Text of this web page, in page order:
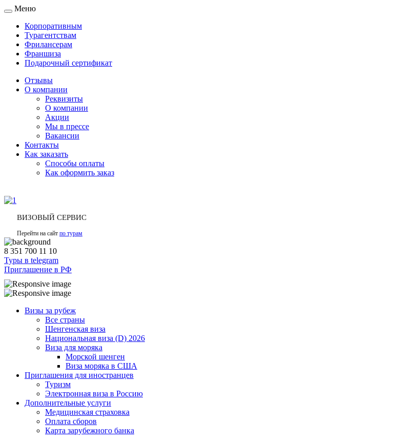
Toggle
navigation
Меню
Корпоративным
Турагентствам
Фрилансерам
Франшиза
Подарочный сертификат
Отзывы
О компании
Реквизиты
О компании
Акции
Мы в прессе
Вакансии
Контакты
Как заказать
Способы оплаты
Как оформить заказ
ВИЗОВЫЙ СЕРВИС
Перейти на сайт по турам
8 351 700 11 10
Туры в telegram
Приглашение в РФ
Визы за рубеж
Все страны
Шенгенская виза
Национальная виза (D) 2026
Виза для моряка
Морской шенген
Виза моряка в США
Приглашения для иностранцев
Туризм
Электронная виза в Россию
Дополнительные услуги
Медицинская страховка
Оплата сборов
Карта зарубежного банка